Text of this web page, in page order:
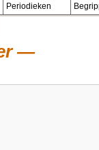
Periodieken